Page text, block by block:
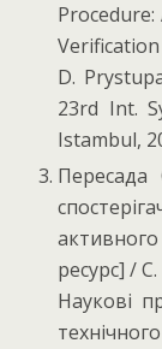
D.
23rd Int.
Istambul,
Пересада
ресурс] /
Наукові